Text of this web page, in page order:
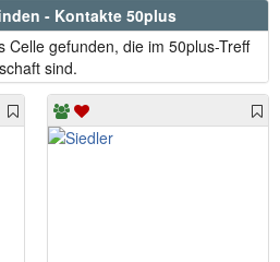
- Kontakte 50plus
Celle gefunden, die im 50plus-Treff
sind.